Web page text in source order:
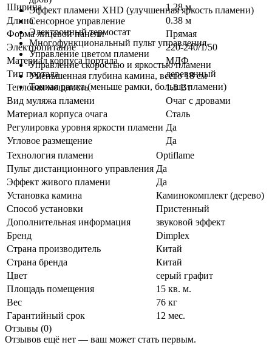
Эффект пламени XHD (улучшенная яркость пламени)
Сенсорное управление
Электронный термостат
Многофункциональный пульт управления
Управление цветом пламени
Управление скоростью и яркостью пламени
Уменьшенная глубина камина, всего 18 см
Тонкая рамка (меньше рамки, больше пламени)
Ширина
1.28 м
Длина
0.38 м
Форма лицевой панели
Прямая
Электропитание
220-240/1/50
Материал корпуса портала
МДФ
Тип портала
деревянный
Тепловая мощность
1.5 Вт
Вид муляжа пламени
Очаг с дровами
Материал корпуса очага
Сталь
Регулировка уровня яркости пламени Да
Угловое размещение
Да
Технология пламени
Optiflame
Пульт дистанционного управления Да
Эффект живого пламени
Да
Установка камина
Каминокомплект (дерево)
Способ установки
Пристенный
Дополнительная информация
звуковой эффект
Бренд
Dimplex
Страна производитель
Китай
Страна бренда
Китай
Цвет
серый графит
Площадь помещения
15 кв. м.
Вес
76 кг
Гарантийный срок
12 мес.
Отзывы (0)
Отзывов ещё нет — ваш может стать первым.